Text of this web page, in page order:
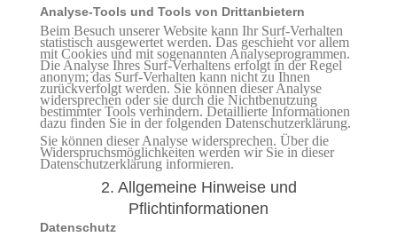
Analyse-Tools und Tools von Drittanbietern
Beim Besuch unserer Website kann Ihr Surf-Verhalten
statistisch ausgewertet werden. Das geschieht vor allem
mit Cookies und mit sogenannten Analyseprogrammen.
Die Analyse Ihres Surf-Verhaltens erfolgt in der Regel
anonym; das Surf-Verhalten kann nicht zu Ihnen
zurückverfolgt werden. Sie können dieser Analyse
widersprechen oder sie durch die Nichtbenutzung
bestimmter Tools verhindern. Detaillierte Informationen
dazu finden Sie in der folgenden Datenschutzerklärung.
Sie können dieser Analyse widersprechen. Über die
Widerspruchsmöglichkeiten werden wir Sie in dieser
Datenschutzerklärung informieren.
2. Allgemeine Hinweise und
Pflichtinformationen
Datenschutz